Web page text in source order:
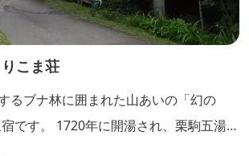
こま荘
るブナ林に囲まれた山あいの「幻の
です。 1720年に開湯され、栗駒五湯の